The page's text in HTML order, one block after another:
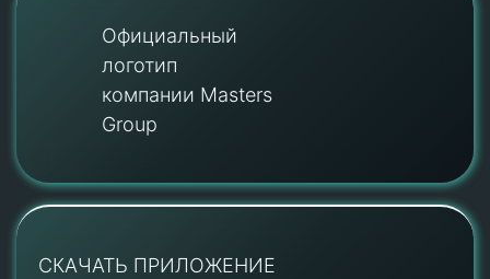
Официальный
логотип
компании Masters
Group
СКАЧАТЬ ПРИЛОЖЕНИЕ